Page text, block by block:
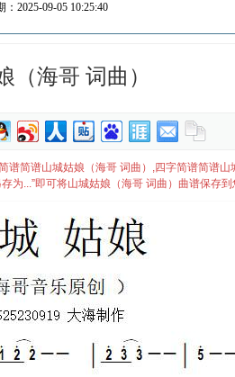
：2025-09-05 10:25:40
（海哥 词曲）
简谱山城姑娘（海哥 词曲）,四字简谱简谱山
为...”即可将山城姑娘（海哥 词曲）曲谱保存